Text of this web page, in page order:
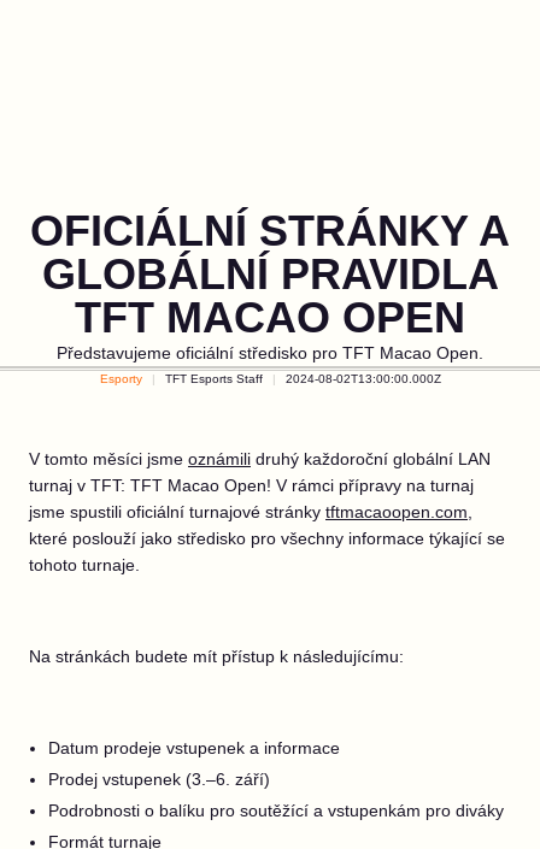
OFICIÁLNÍ STRÁNKY A
GLOBÁLNÍ PRAVIDLA
TFT MACAO OPEN
Představujeme oficiální středisko pro TFT Macao Open.
Esporty TFT Esports Staff 2024-08-02T13:00:00.000Z
V tomto měsíci jsme oznámili druhý každoroční globální LAN
turnaj v TFT: TFT Macao Open! V rámci přípravy na turnaj
jsme spustili oficiální turnajové stránky tftmacaoopen.com
které poslouží jako středisko pro všechny informace týkající se
tohoto turnaje.
Na stránkách budete mít přístup k následujícímu:
Datum prodeje vstupenek a informace
Prodej vstupenek (3.–6. září)
Podrobnosti o balíku pro soutěžící a vstupenkám pro diváky
Formát turnaje